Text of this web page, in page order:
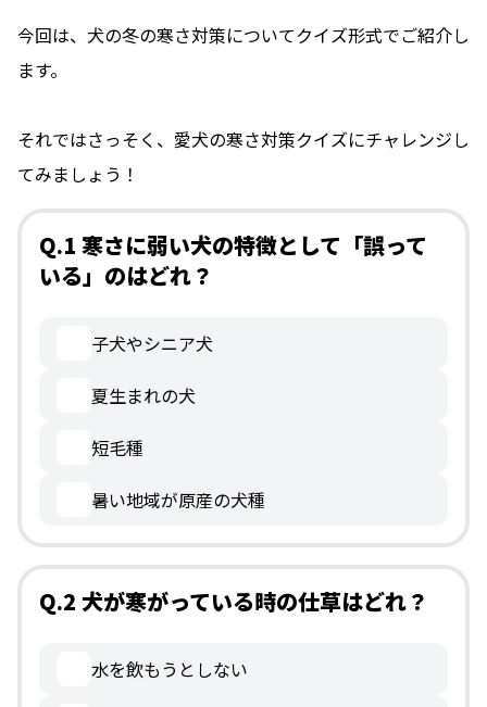
今回は、犬の冬の寒さ対策についてクイズ形式でご紹介し
ます。
それではさっそく、愛犬の寒さ対策クイズにチャレンジし
てみましょう！
Q.1 寒さに弱い犬の特徴として「誤って
いる」のはどれ？
子犬やシニア犬
夏生まれの犬
短毛種
暑い地域が原産の犬種
Q.2 犬が寒がっている時の仕草はどれ？
水を飲もうとしない